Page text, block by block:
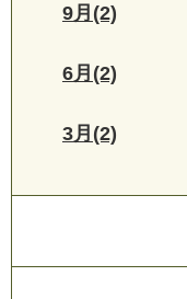
9月(2)
6月(2)
3月(2)